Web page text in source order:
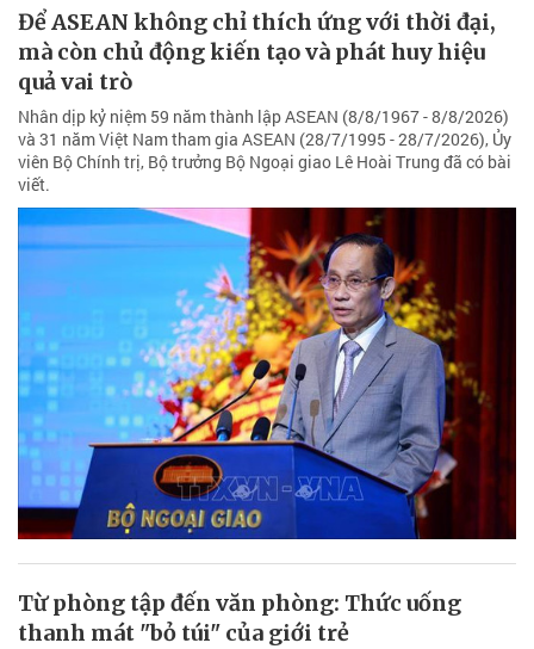
Để ASEAN không chỉ thích ứng với thời đại,
mà còn chủ động kiến tạo và phát huy hiệu
quả vai trò
Nhân dịp kỷ niệm 59 năm thành lập ASEAN (8/8/1967 - 8/8/2026)
và 31 năm Việt Nam tham gia ASEAN (28/7/1995 - 28/7/2026), Ủy
viên Bộ Chính trị, Bộ trưởng Bộ Ngoại giao Lê Hoài Trung đã có bài
viết.
Từ phòng tập đến văn phòng: Thức uống
thanh mát "bỏ túi" của giới trẻ